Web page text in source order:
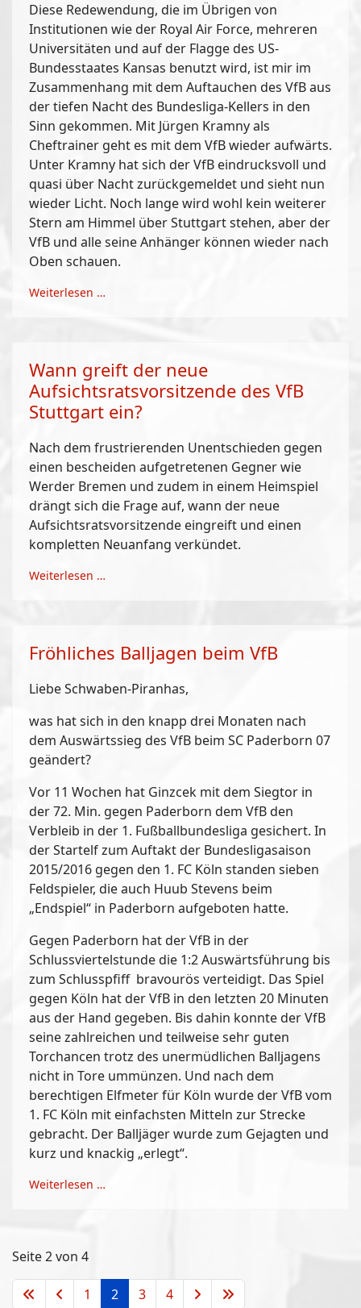
Diese Redewendung, die im Übrigen von
Institutionen wie der Royal Air Force, mehreren
Universitäten und auf der Flagge des US-
Bundesstaates Kansas benutzt wird, ist mir im
Zusammenhang mit dem Auftauchen des VfB aus
der tiefen Nacht des Bundesliga-Kellers in den
Sinn gekommen. Mit Jürgen Kramny als
Cheftrainer geht es mit dem VfB wieder aufwärts.
Unter Kramny hat sich der VfB eindrucksvoll und
quasi über Nacht zurückgemeldet und sieht nun
wieder Licht. Noch lange wird wohl kein weiterer
Stern am Himmel über Stuttgart stehen, aber der
VfB und alle seine Anhänger können wieder nach
Oben schauen.
Weiterlesen …
Wann greift der neue
Aufsichtsratsvorsitzende des VfB
Stuttgart ein?
Nach dem frustrierenden Unentschieden gegen
einen bescheiden aufgetretenen Gegner wie
Werder Bremen und zudem in einem Heimspiel
drängt sich die Frage auf, wann der neue
Aufsichtsratsvorsitzende eingreift und einen
kompletten Neuanfang verkündet.
Weiterlesen …
Fröhliches Balljagen beim VfB
Liebe Schwaben-Piranhas,
was hat sich in den knapp drei Monaten nach
dem Auswärtssieg des VfB beim SC Paderborn 07
geändert?
Vor 11 Wochen hat Ginzcek mit dem Siegtor in
der 72. Min. gegen Paderborn dem VfB den
Verbleib in der 1. Fußballbundesliga gesichert. In
der Startelf zum Auftakt der Bundesligasaison
2015/2016 gegen den 1. FC Köln standen sieben
Feldspieler, die auch Huub Stevens beim
„Endspiel“ in Paderborn aufgeboten hatte.
Gegen Paderborn hat der VfB in der
Schlussviertelstunde die 1:2 Auswärtsführung bis
zum Schlusspfiff bravourös verteidigt. Das Spiel
gegen Köln hat der VfB in den letzten 20 Minuten
aus der Hand gegeben. Bis dahin konnte der VfB
seine zahlreichen und teilweise sehr guten
Torchancen trotz des unermüdlichen Balljagens
nicht in Tore ummünzen. Und nach dem
berechtigen Elfmeter für Köln wurde der VfB vom
1. FC Köln mit einfachsten Mitteln zur Strecke
gebracht. Der Balljäger wurde zum Gejagten und
kurz und knackig „erlegt“.
Weiterlesen …
Seite 2 von 4
1 2 3 4